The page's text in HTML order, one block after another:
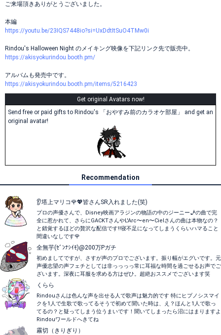
ご来場頂きありがとうございました。
本編
https://youtu.be/23IQS7448io?si=UxDdtItSuO4TMw0i
Rindou's Halloween Night のメイキング映像を下記リンク先で販売中。
https://akisyokurindou.booth.pm/
アルバムも発売中です。
https://akisyokurindou.booth.pm/items/5216423
Get original Avatars now!
Send free or paid gifts to Rindou's 「おやすみ前のカラオケ部屋」 and get an
original avatar!
Recommendation
👂塔上マリコ🌹💖皆さんSR入れました(笑)
プロの声優さんで、Disney映画アラジンの物語の中のジーニー🧞の曲で完
全に惹かれて、さらにGACKTさんやL'Arc〜en〜Cielさんの曲は本物なの？
と錯覚するほどの贅沢な配信です‼️寝不足になってしまうくらいハマること
間違いなしです🌹
全無芋(ｾﾞﾝﾅｼｲﾓ)@200万Pガチ
初めましてですが、さすが声のプロでございます。振り幅がエグいです。元
声優志望の声フェチとしては非っっっっ常に耳福な時間を過ごせるお声でご
ざいます。深夜に耳服を求める方はぜひ。超絶おススメでございます笑
くらら
Rindouさんは色んな声を出せる人で歌声は魅力的です 特にヒプノシスマイ
クを1人で生歌で歌ってるそうで初めて聞いた時は、え？ほんと1人で歌っ
てるの？と疑ってしまう位うまいです！聞いてしまったら沼にはまりますよ
Rindouワールドへきてね
霧切（きりぎり）